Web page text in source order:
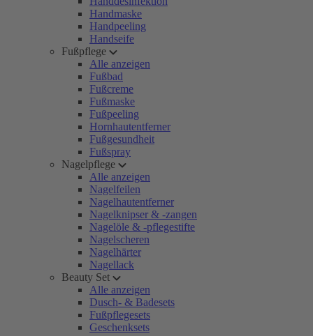
Handmaske
Handpeeling
Handseife
Fußpflege
Alle anzeigen
Fußbad
Fußcreme
Fußmaske
Fußpeeling
Hornhautentferner
Fußgesundheit
Fußspray
Nagelpflege
Alle anzeigen
Nagelfeilen
Nagelhautentferner
Nagelknipser & -zangen
Nagelöle & -pflegestifte
Nagelscheren
Nagelhärter
Nagellack
Beauty Set
Alle anzeigen
Dusch- & Badesets
Fußpflegesets
Geschenksets